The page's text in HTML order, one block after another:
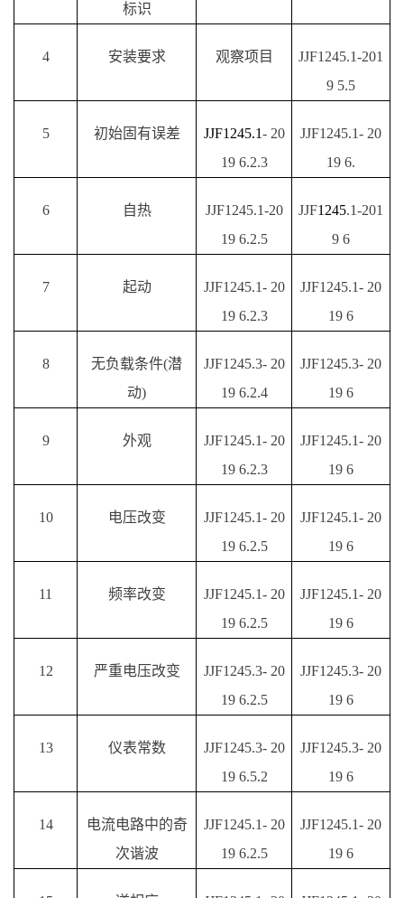
标识
4 安装要求 观察项目
JJF1245.1-201
9 5.5
5 初始固有误差 JJF1245.1- 20
19 6.2.3
JJF1245.1- 20
19 6.
6 自热
JJF1245.1-20
19 6.2.5
JJF1245.1-201
9 6
7 起动
JJF1245.1- 20
19 6.2.3
JJF1245.1- 20
19 6
8 无负载条件(潜
动)
JJF1245.3- 20
19 6.2.4
JJF1245.3- 20
19 6
9 外观
JJF1245.1- 20
19 6.2.3
JJF1245.1- 20
19 6
10 电压改变
JJF1245.1- 20
19 6.2.5
JJF1245.1- 20
19 6
11 频率改变
JJF1245.1- 20
19 6.2.5
JJF1245.1- 20
19 6
12 严重电压改变
JJF1245.3- 20
19 6.2.5
JJF1245.3- 20
19 6
13 仪表常数
JJF1245.3- 20
19 6.5.2
JJF1245.3- 20
19 6
14
电流电路中的奇
次谐波
JJF1245.1- 20
19 6.2.5
JJF1245.1- 20
19 6